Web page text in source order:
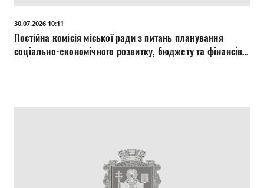
30.07.2026 10:11
Постійна комісія міської ради з питань планування
соціально-економічного розвитку, бюджету та фінансів,